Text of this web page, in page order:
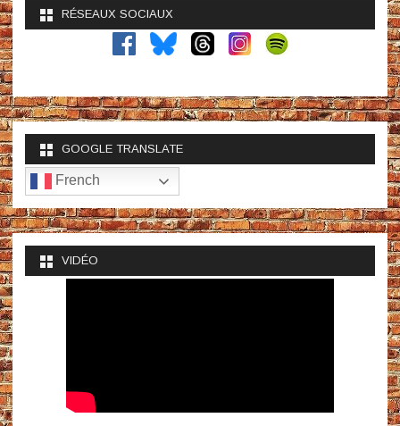
RÉSEAUX SOCIAUX
GOOGLE TRANSLATE
French
VIDÉO